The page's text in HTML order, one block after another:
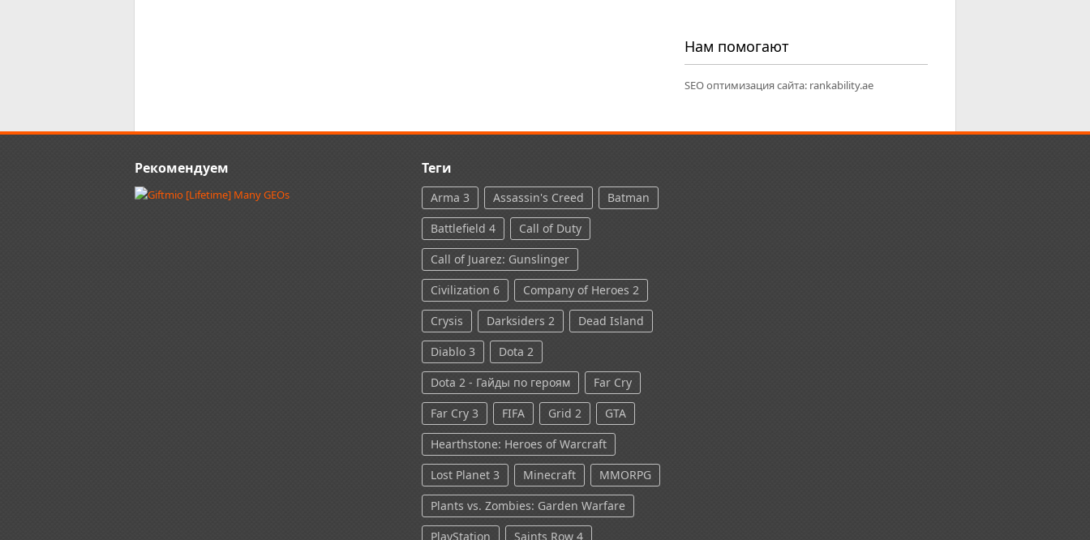
Нам помогают
SEO оптимизация сайта: rankability.ae
Рекомендуем Теги
Arma 3 Assassin's Creed
Batman
Battlefield 4
Call of Duty
Call of Juarez: Gunslinger
Civilization 6
Company of Heroes 2
Crysis
Darksiders 2
Dead Island
Diablo 3
Dota 2
Dota 2 - Гайды по героям
Far Cry
Far Cry 3
FIFA Grid 2
GTA
Hearthstone: Heroes of Warcraft
Lost Planet 3
Minecraft
MMORPG
Plants vs. Zombies: Garden Warfare
PlayStation
Saints Row 4